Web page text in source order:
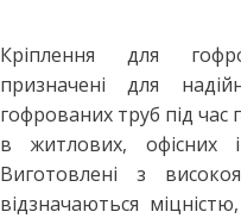
Кріплення для
призначені для
гофрованих труб під
в житлових, офісних
Виготовлені з
відзначаються